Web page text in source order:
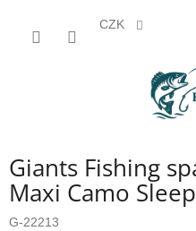
CZK
Giants Fishing
Maxi Camo
G-22213